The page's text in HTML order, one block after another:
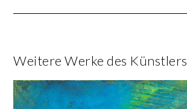
Weitere Werke des Künstlers